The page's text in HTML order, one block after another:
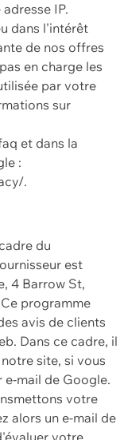
IP.
dans l'intérêt
de nos offres
en charge les
par votre
sur
et dans la
:
.
du
est
4 Barrow St,
programme
avis de clients
Dans ce cadre, il
site, si vous
mail de Google.
votre
alors un e-mail de